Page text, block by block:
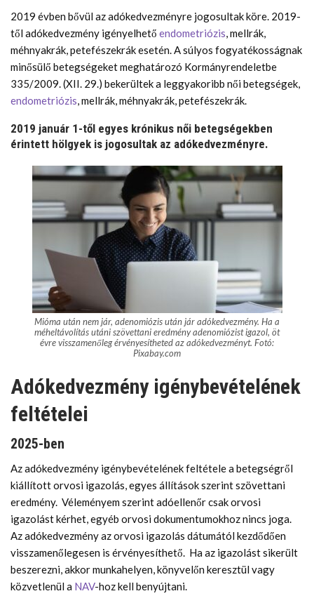
2019 évben bővül az adókedvezményre jogosultak köre. 2019-
től adókedvezmény igényelhető endometriózis, mellrák,
méhnyakrák, petefészekrák esetén. A súlyos fogyatékosságnak
minősülő betegségeket meghatározó Kormányrendeletbe
335/2009. (XII. 29.) bekerültek a leggyakoribb női betegségek,
endometriózis, mellrák, méhnyakrák, petefészekrák.
2019 január 1-től egyes krónikus női betegségekben
érintett hölgyek is jogosultak az adókedvezményre.
Mióma után nem jár, adenomiózis után jár adókedvezmény. Ha a
méheltávolítás utáni szövettani eredmény adenomiózist igazol, öt
évre visszamenőleg érvényesítheted az adókedvezményt. Fotó:
Pixabay.com
Adókedvezmény igénybevételének
feltételei
2025-ben
Az adókedvezmény igénybevételének feltétele a betegségről
kiállított orvosi igazolás, egyes állítások szerint szövettani
eredmény. Véleményem szerint adóellenőr csak orvosi
igazolást kérhet, egyéb orvosi dokumentumokhoz nincs joga.
Az adókedvezmény az orvosi igazolás dátumától kezdődően
visszamenőlegesen is érvényesíthető. Ha az igazolást sikerült
beszerezni, akkor munkahelyen, könyvelőn keresztül vagy
közvetlenül a NAV-hoz kell benyújtani.